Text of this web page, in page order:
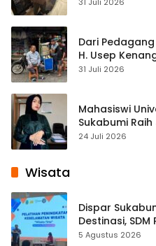
Dari Pedagang
H. Usep
Cisaat
31 Juli 2026
Mahasiswi
Sukabumi
Pembelajaran
24 Juli 2026
Wisata
Dispar
Destinasi,
hingga Teknik
5 Agustus 2026